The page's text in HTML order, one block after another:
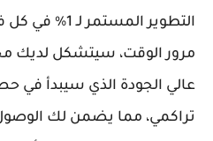
التطوير
مرور الوقت، سيتشكل لديك
عالي الجودة الذي سيبدأ
تراكمي، مما يضمن لك